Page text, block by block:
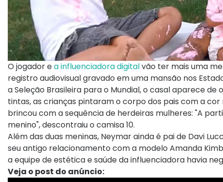
O jogador ea influenciadora digitalvão ter mais uma
registro audiovisual gravado em uma mansão nos
a Seleção Brasileira para o Mundial, o casal aparece
tintas, as crianças pintaram o corpo dos pais com a
brincou com a sequência de herdeiras mulheres: "A
menino", descontraiu o camisa 10.
Além das duas meninas, Neymar ainda é pai de Davi
seu antigo relacionamento com a modelo Amanda
a equipe de estética e saúde da influenciadora havia
Veja o post do anúncio: